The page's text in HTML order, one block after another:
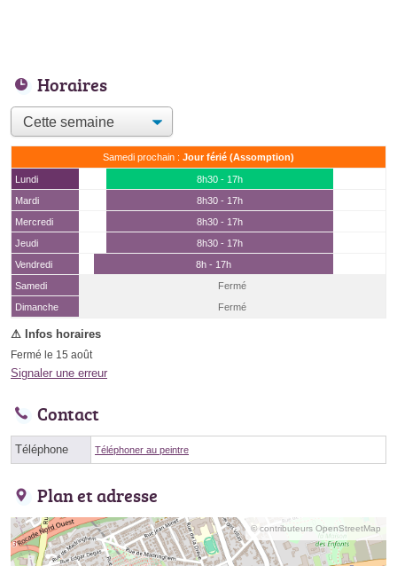
Horaires
Samedi prochain : Jour férié (Assomption)
Lundi
8h30 - 17h
Mardi
8h30 - 17h
Mercredi
8h30 - 17h
Jeudi
8h30 - 17h
Vendredi
8h - 17h
Samedi
(15 août)
Fermé
Dimanche
Fermé
Fermé le 15 août
Signaler une erreur
Contact
Téléphone Téléphoner au peintre
Plan et adresse
© contributeurs OpenStreetMap